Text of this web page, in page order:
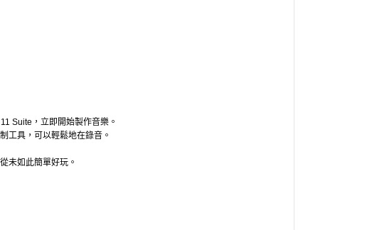
Suite，立即開始製作音樂。
工具，可以輕鬆地在錄音。
未如此簡單好玩。